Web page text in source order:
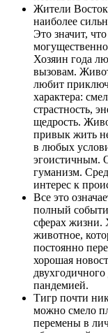
Жители
наиболее
Это значит,
Хозяин года
вызовам.
любит
характера:
страстность,
щедрость.
привык жить
в любых
эгоистичным.
гуманизм.
интерес к
Все это
полный
сферах жизни.
животное,
постоянно
хорошая
пандемией.
Тигр почти
можно смело
перемены в